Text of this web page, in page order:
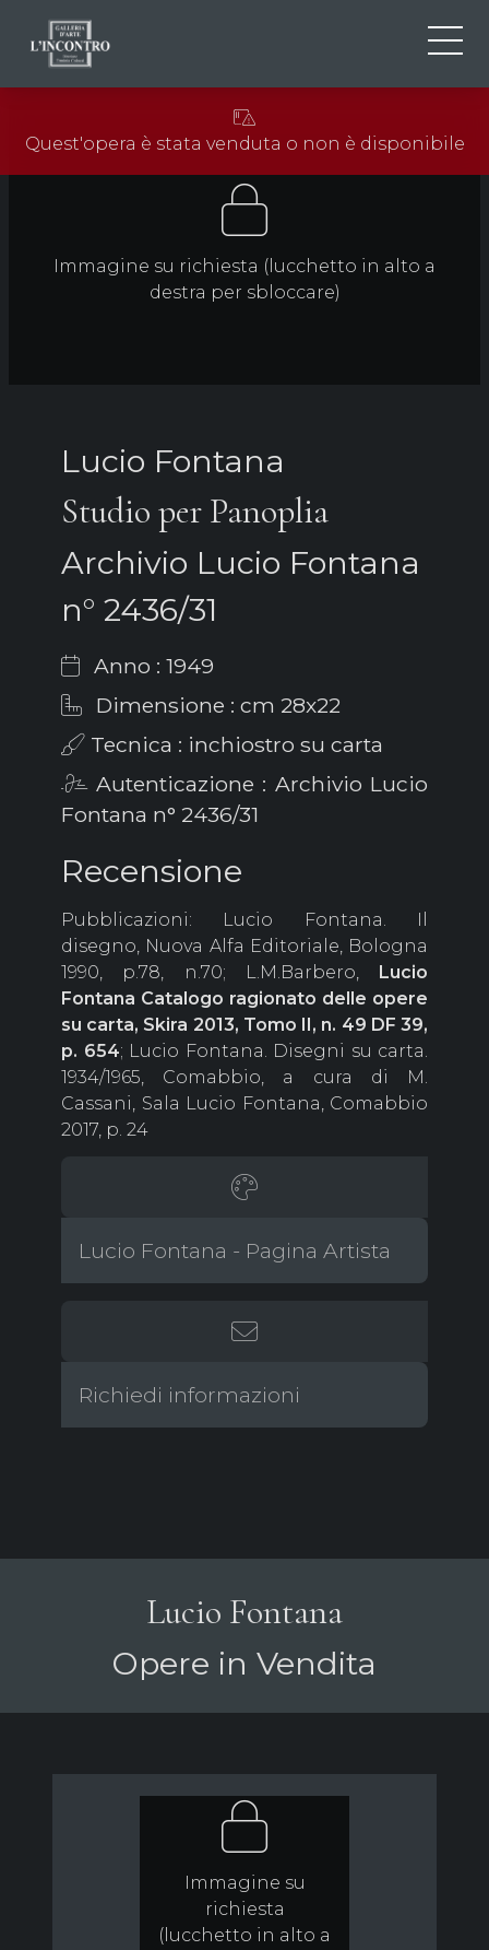
EN
FR
NEWS ED EVENTI
CONTATTI
Quest'opera è stata venduta o non è disponibile
Immagine su richiesta (lucchetto in alto a
destra per sbloccare)
Lucio Fontana
Studio per Panoplia
Archivio Lucio Fontana
n° 2436/31
Anno : 1949
Dimensione : cm 28x22
Tecnica : inchiostro su carta
Autenticazione : Archivio Lucio
Fontana n° 2436/31
Recensione
Pubblicazioni: Lucio Fontana. Il
disegno, Nuova Alfa Editoriale, Bologna
1990, p.78, n.70; L.M.Barbero, Lucio
Fontana Catalogo ragionato delle opere
su carta, Skira 2013, Tomo II, n. 49 DF 39,
p. 654; Lucio Fontana. Disegni su carta.
1934/1965, Comabbio, a cura di M.
Cassani, Sala Lucio Fontana, Comabbio
2017, p. 24
Lucio Fontana - Pagina Artista
Richiedi informazioni
Lucio Fontana
Opere in Vendita
Immagine su
richiesta
(lucchetto in alto a